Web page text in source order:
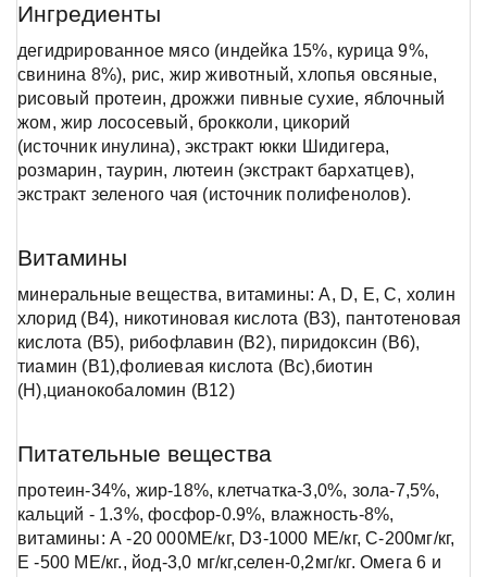
Ингредиенты
дегидрированное мясо (индейка 15%, курица 9%,
свинина 8%), рис, жир животный, хлопья овсяные,
рисовый протеин, дрожжи пивные сухие, яблочный
жом, жир лососевый, брокколи, цикорий
(источник инулина), экстракт юкки Шидигера,
розмарин, таурин, лютеин (экстракт бархатцев),
экстракт зеленого чая (источник полифенолов).
Витамины
минеральные вещества, витамины: А, D, Е, С, холин
хлорид (В4), никотиновая кислота (В3), пантотеновая
кислота (В5), рибофлавин (В2), пиридоксин (В6),
тиамин (В1),фолиевая кислота (Вc),биотин
(Н),цианокобаломин (В12)
Питательные вещества
протеин-34%, жир-18%, клетчатка-3,0%, зола-7,5%,
кальций - 1.3%, фосфор-0.9%, влажность-8%,
витамины: А -20 000МЕ/кг, D3-1000 МЕ/кг, С-200мг/кг,
Е -500 МЕ/кг., йод-3,0 мг/кг,селен-0,2мг/кг. Омега 6 и